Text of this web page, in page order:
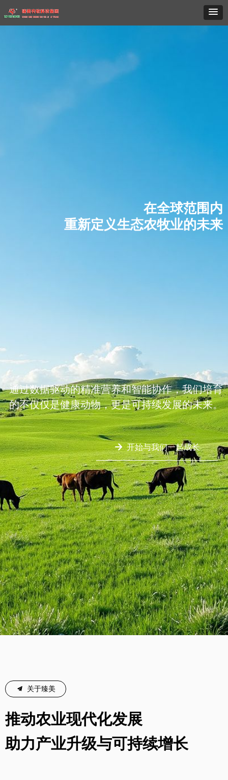
在全球范围内
重新定义生态农牧业的未来
通过数据驱动的精准营养和智能协作，我们培育
的不仅仅是健康动物，更是可持续发展的未来。
녒 开始与我们一起成长
끔 关于臻美
推动农业现代化发展
助力产业升级与可持续增长